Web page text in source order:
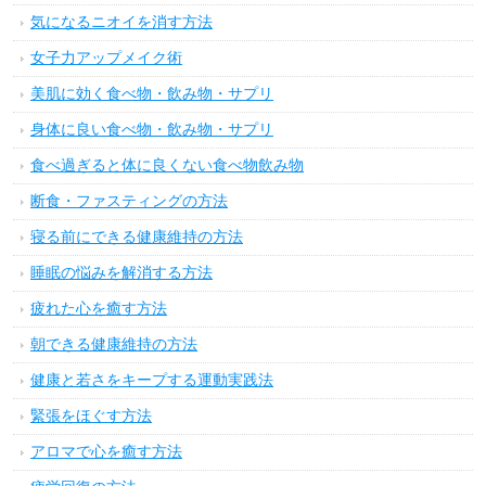
気になるニオイを消す方法
女子力アップメイク術
美肌に効く食べ物・飲み物・サプリ
身体に良い食べ物・飲み物・サプリ
食べ過ぎると体に良くない食べ物飲み物
断食・ファスティングの方法
寝る前にできる健康維持の方法
睡眠の悩みを解消する方法
疲れた心を癒す方法
朝できる健康維持の方法
健康と若さをキープする運動実践法
緊張をほぐす方法
アロマで心を癒す方法